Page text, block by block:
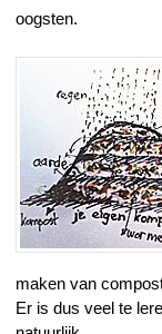
oogsten.
maken van
Er is dus veel te